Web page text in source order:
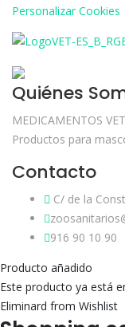
Personalizar Cookies
Quiénes
MEDICAMENTOS
Productos para
Contacto
C/ de la
916 90 10 90
Producto añadido
Este producto ya está
Eliminard from Wishlist